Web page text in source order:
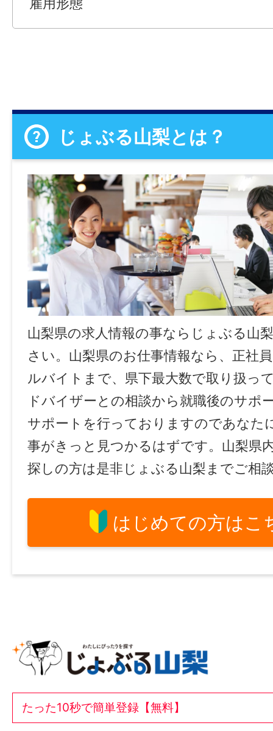
じょぶる山梨とは？
山梨県の求人情報の事ならじょぶる山
さい。山梨県のお仕事情報なら、正社
ルバイトまで、県下最大数で取り扱っ
ドバイザーとの相談から就職後のサポ
サポートを行っておりますのであなた
事がきっと見つかるはずです。山梨県
探しの方は是非じょぶる山梨までご相
はじめての方はこ
たった10秒で簡単登録【無料】